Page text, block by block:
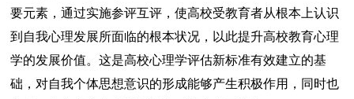
要元素，通过实施参评互评，使高校受教育者从根本上认识
到自我心理发展所面临的根本状况，以此提升高校教育心理
学的发展价值。这是高校心理学评估新标准有效建立的基
础，对自我个体思想意识的形成能够产生积极作用，同时也